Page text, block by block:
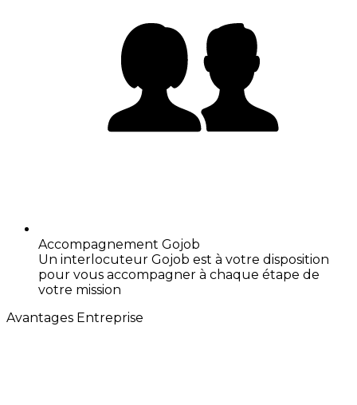
Accompagnement Gojob
Un interlocuteur Gojob est à votre disposition
pour vous accompagner à chaque étape de
votre mission
Avantages Entreprise